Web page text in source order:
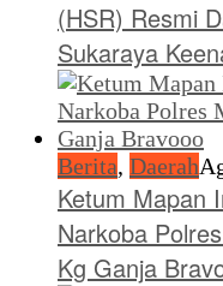
(HSR) Resmi
Sukaraya
Berita, Daerah
Ketum Mapan
Narkoba
Kg Ganja